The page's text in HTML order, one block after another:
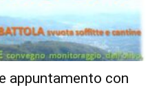
appuntamento con